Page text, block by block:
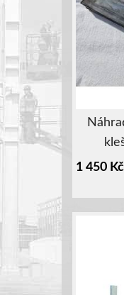
1 450 Kč